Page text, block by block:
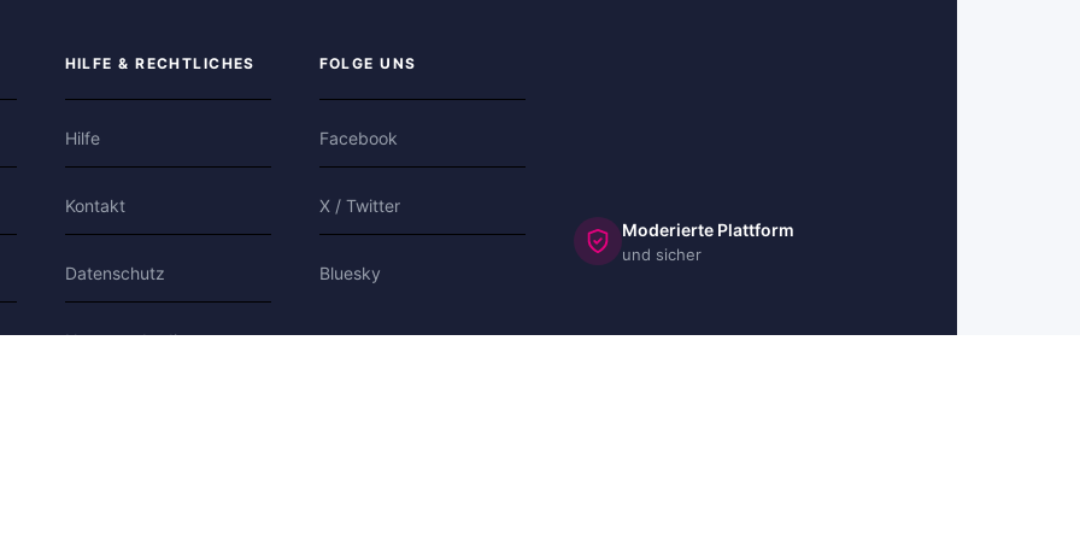
HILFE & RECHTLICHES
Hilfe
Kontakt
Datenschutz
Nutzungsbedingungen
FOLGE UNS
Facebook
X / Twitter
Bluesky
Moderierte Plattform
und sicher